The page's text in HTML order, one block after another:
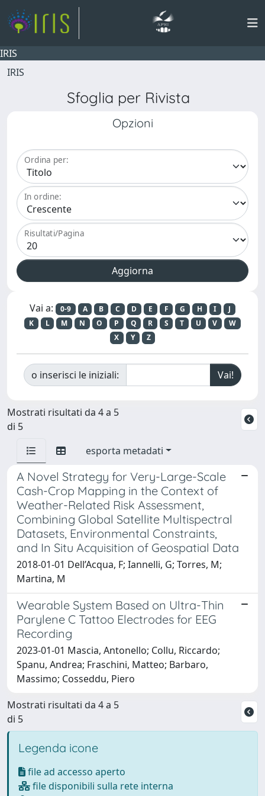
IRIS
IRIS
Sfoglia per Rivista
Opzioni
Ordina per:
In ordine:
Risultati/Pagina
Vai a: 0-9 A B C D E F G H I
J
K
L M N O P Q R S T U V
W
X
Y Z
o inserisci le iniziali:
Mostrati risultati da 4 a 5
di 5
esporta metadati
A Novel Strategy for Very-Large-Scale
Cash-Crop Mapping in the Context of
Weather-Related Risk Assessment,
Combining Global Satellite Multispectral
Datasets, Environmental Constraints,
and In Situ Acquisition of Geospatial Data
2018-01-01 Dell’Acqua, F; Iannelli, G; Torres, M;
Martina, M
Wearable System Based on Ultra-Thin
Parylene C Tattoo Electrodes for EEG
Recording
2023-01-01 Mascia, Antonello; Collu, Riccardo;
Spanu, Andrea; Fraschini, Matteo; Barbaro,
Massimo; Cosseddu, Piero
Mostrati risultati da 4 a 5
di 5
Legenda icone
file ad accesso aperto
file disponibili sulla rete interna